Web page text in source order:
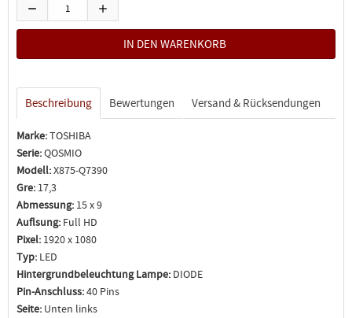
Beschreibung Bewertungen Versand & Rücksendungen
Marke:TOSHIBA
Serie:QOSMIO
Modell:X875-Q7390
Gre: 17,3
Abmessung: 15 x 9
Auflsung: Full HD
Pixel: 1920 x 1080
Typ: LED
Hintergrundbeleuchtung Lampe: DIODE
Pin-Anschluss:40 Pins
Seite: Unten links